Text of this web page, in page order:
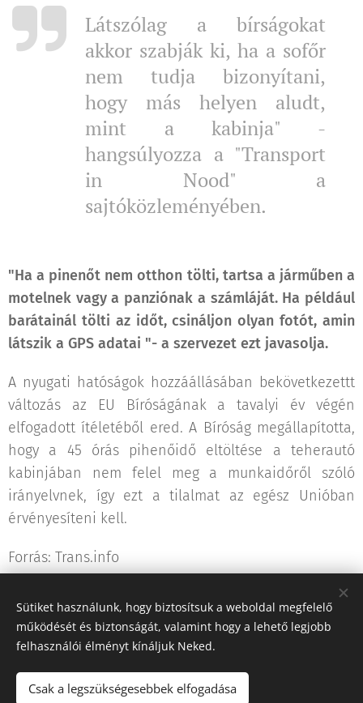
Látszólag a bírságokat
akkor szabják ki, ha a sofőr
nem tudja bizonyítani,
hogy más helyen aludt,
mint a kabinja" -
hangsúlyozza a "Transport
in Nood" a
sajtóközleményében.
"Ha a pinenőt nem otthon tölti, tartsa a járműben a
motelnek vagy a panziónak a számláját. Ha például
barátainál tölti az időt, csináljon olyan fotót, amin
látszik a GPS adatai "- a szervezet ezt javasolja.
A nyugati hatóságok hozzáállásában bekövetkezettt
változás az EU Bíróságának a tavalyi év végén
elfogadott ítéletéből ered. A Bíróság megállapította,
hogy a 45 órás pihenőidő eltöltése a teherautó
kabinjában nem felel meg a munkaidőről szóló
irányelvnek, így ezt a tilalmat az egész Unióban
érvényesíteni kell.
Forrás: Trans.info
Sütiket használunk, hogy biztosítsuk a weboldal megfelelő
működését és biztonságát, valamint hogy a lehető legjobb
felhasználói élményt kínáljuk Neked.
Csak a legszükségesebbek elfogadása